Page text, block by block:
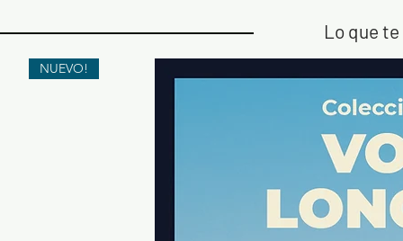
Lo que
NUEVO!